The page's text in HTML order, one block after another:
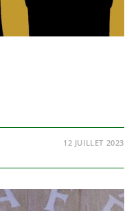
12 JUILLET 2023